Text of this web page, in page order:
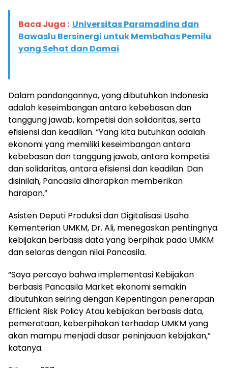
Baca Juga : Universitas Paramadina dan
Bawaslu Bersinergi untuk Membahas Pemilu
yang Sehat dan Damai
Dalam pandangannya, yang dibutuhkan Indonesia
adalah keseimbangan antara kebebasan dan
tanggung jawab, kompetisi dan solidaritas, serta
efisiensi dan keadilan. “Yang kita butuhkan adalah
ekonomi yang memiliki keseimbangan antara
kebebasan dan tanggung jawab, antara kompetisi
dan solidaritas, antara efisiensi dan keadilan. Dan
disinilah, Pancasila diharapkan memberikan
harapan.”
Asisten Deputi Produksi dan Digitalisasi Usaha
Kementerian UMKM, Dr. Ali, menegaskan pentingnya
kebijakan berbasis data yang berpihak pada UMKM
dan selaras dengan nilai Pancasila.
“Saya percaya bahwa implementasi Kebijakan
berbasis Pancasila Market ekonomi semakin
dibutuhkan seiring dengan Kepentingan penerapan
Efficient Risk Policy Atau kebijakan berbasis data,
pemerataan, keberpihakan terhadap UMKM yang
akan mampu menjadi dasar peninjauan kebijakan,”
katanya.